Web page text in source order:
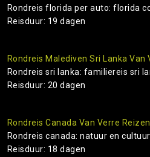
Rondreis florida per auto: florida
Reisduur: 19 dagen
Rondreis Malediven Sri Lanka Van
Rondreis sri lanka: familiereis sri
Reisduur: 20 dagen
Rondreis Canada Van Verre Reizen
Rondreis canada: natuur en
Reisduur: 18 dagen